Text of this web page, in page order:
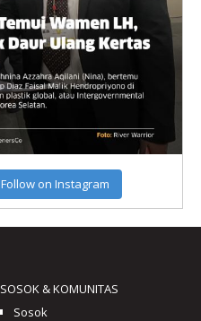
Follow on Instagram
SOSOK & KOMUNITAS
Sosok